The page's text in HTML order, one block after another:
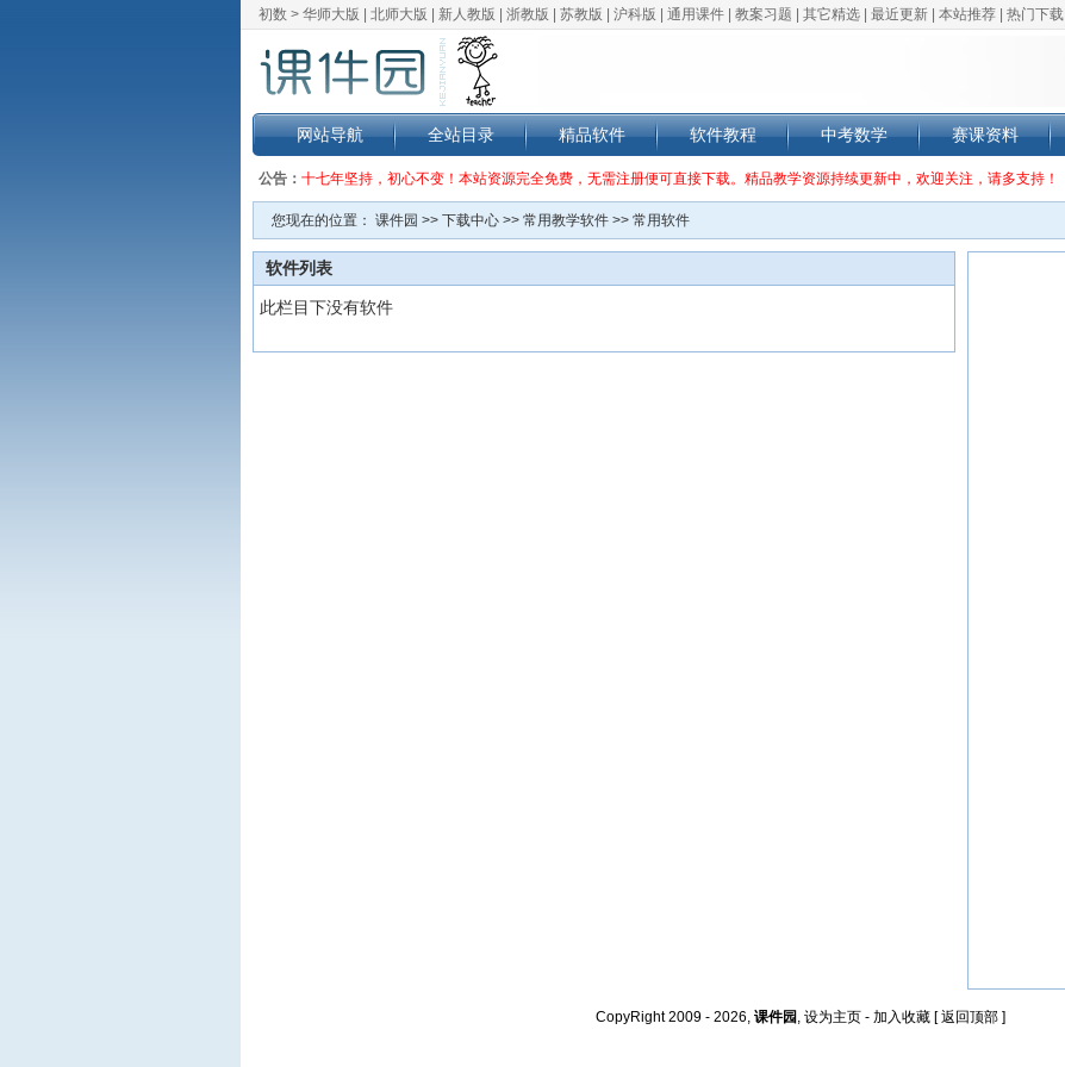
初数 > 华师大版 北师大版 新人教版 浙教版 苏教版 沪科版 通用课件 教案习题 其它精选 最近更新 本站推荐 热门下载
网站导航 全站目录 精品软件 软件教程 中考数学 赛课资料
公告： 十七年坚持，初心不变！本站资源完全免费，无需注册便可直接下载。精品教学资源持续更新中，欢迎关注，请多支持！
您现在的位置： 课件园 >> 下载中心 >> 常用教学软件 >> 常用软件
软件列表
此栏目下没有软件
CopyRight 2009 - 2026, 课件园 , 设为主页 - 加入收藏 [返回顶部 ]